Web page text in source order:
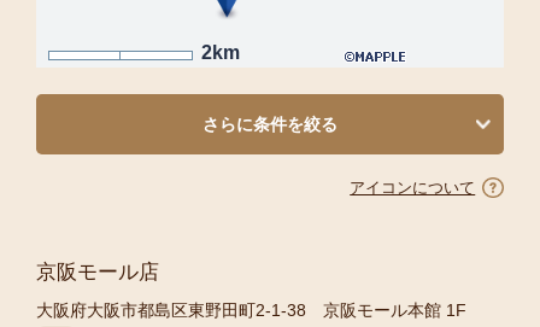
2km
さらに条件を絞る
アイコンについて
京阪モール店
大阪府大阪市都島区東野田町2-1-38 京阪モール本館 1F